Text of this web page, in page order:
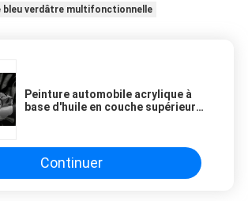
bleu verdâtre multifonctionnelle
Peinture automobile acrylique à
base d'huile en couche supérieure
Continuer